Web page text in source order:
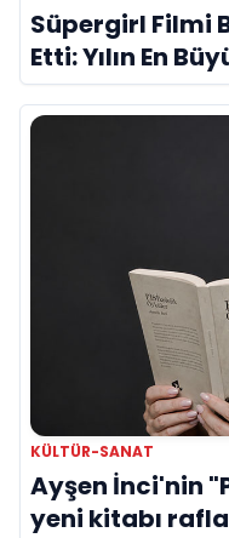
Süpergirl Filmi
Etti: Yılın En
KÜLTÜR-SANAT
Ayşen İnci'nin
yeni kitabı